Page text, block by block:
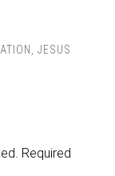
, JESUS
Required